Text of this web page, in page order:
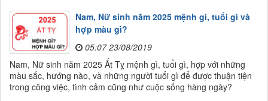
Nam, Nữ sinh năm 2025 mệnh gì, tuổi gì và
hợp màu gì?
05:07 23/08/2019
Nam, Nữ sinh năm 2025 Ất Tỵ mệnh gì, tuổi gì, hợp với những
màu sắc, hướng nào, và những người tuổi gì để được thuận tiện
trong công việc, tình cảm cũng như cuộc sống hàng ngày?